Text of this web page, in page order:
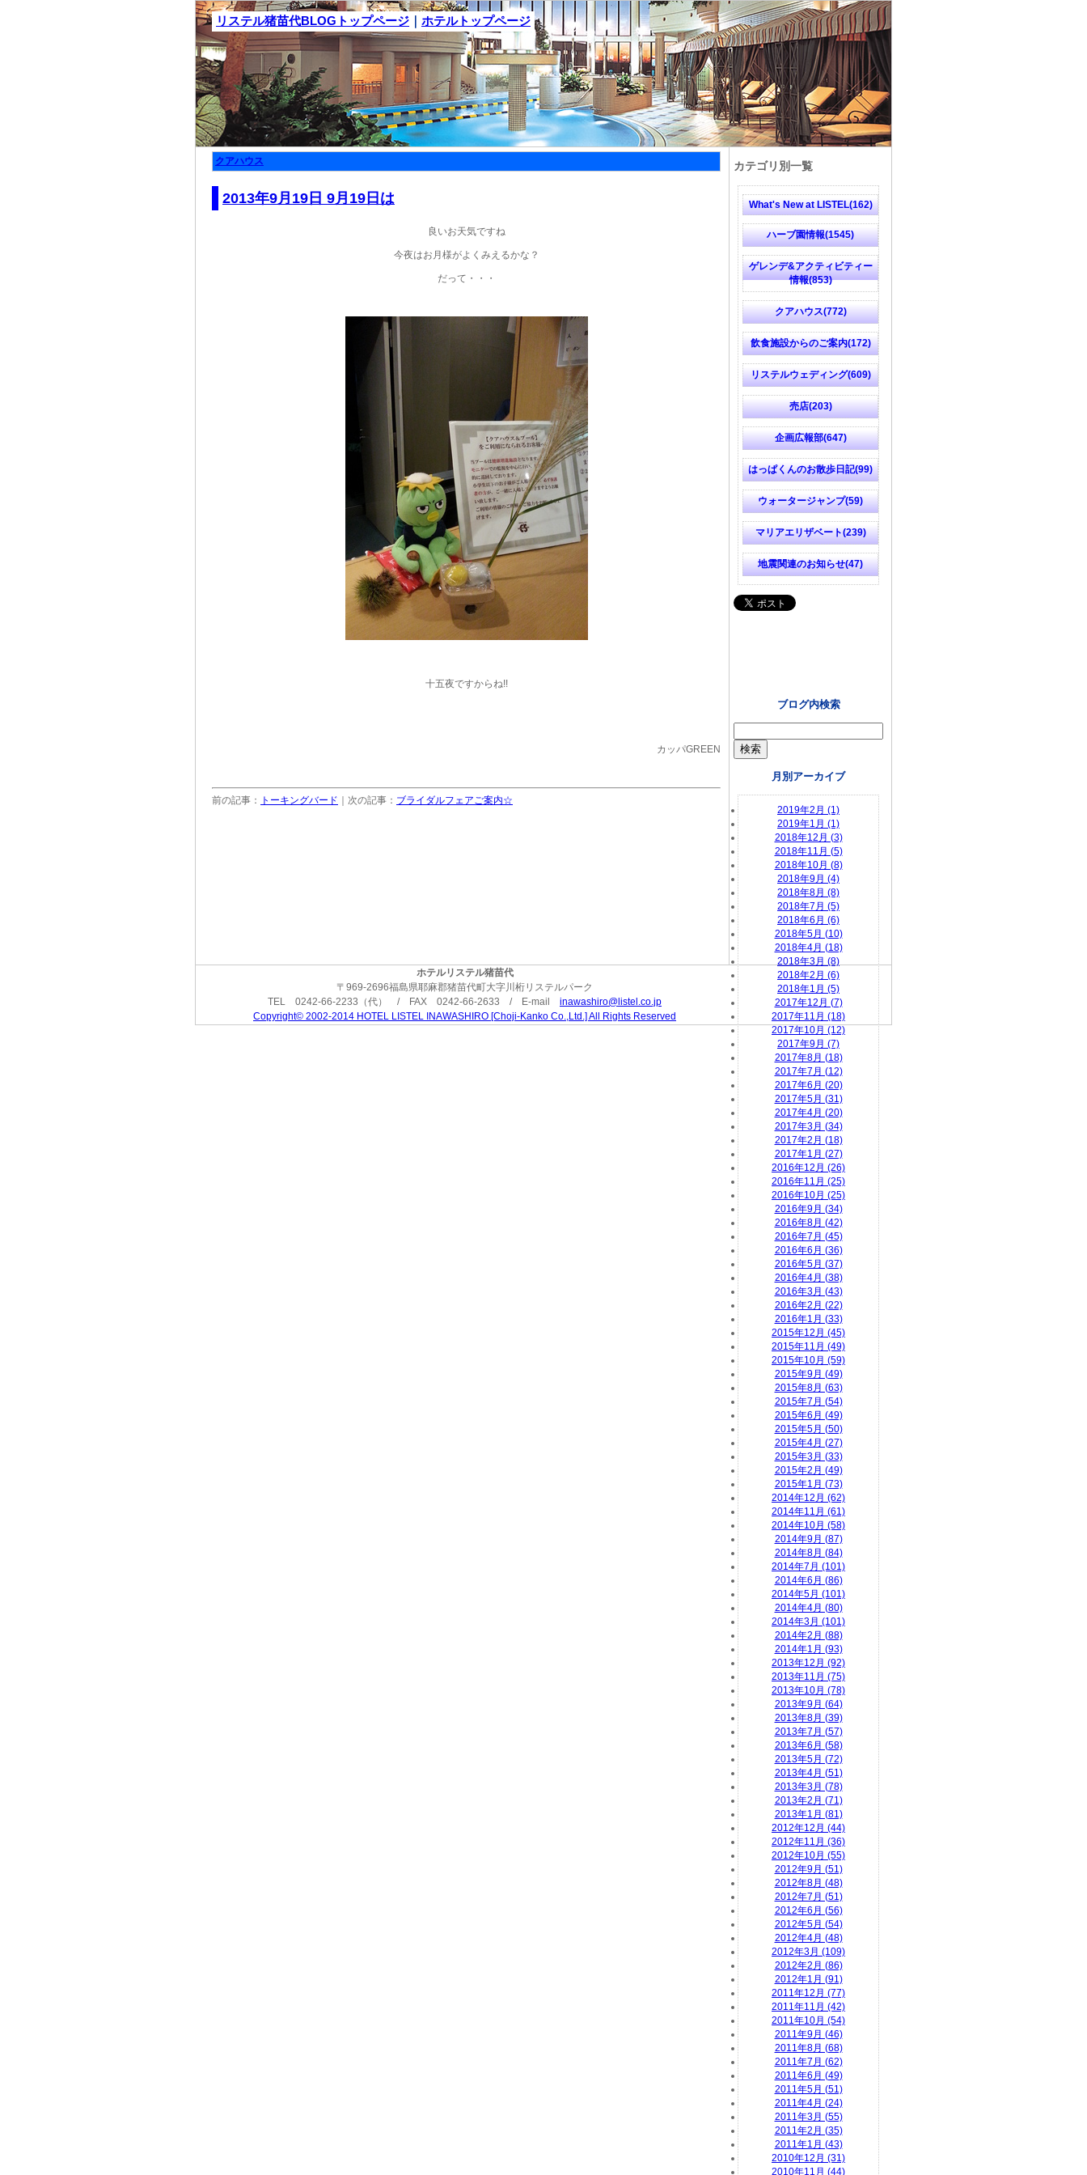
リステル猪苗代BLOGトップページ ｜ ホテルトップページ
カテゴリ別一覧
What's New at LISTEL(162)
ハーブ園情報(1545)
ゲレンデ&アクティビティー
情報(853)
クアハウス(772)
飲食施設からのご案内(172)
リステルウェディング(609)
売店(203)
企画広報部(647)
はっぱくんのお散歩日記(99)
ウォータージャンプ(59)
マリアエリザベート(239)
地震関連のお知らせ(47)
ブログ内検索
月別アーカイブ
2019年2月 (1)
2019年1月 (1)
2018年12月 (3)
2018年11月 (5)
2018年10月 (8)
2018年9月 (4)
2018年8月 (8)
2018年7月 (5)
2018年6月 (6)
2018年5月 (10)
2018年4月 (18)
2018年3月 (8)
2018年2月 (6)
2018年1月 (5)
2017年12月 (7)
2017年11月 (18)
2017年10月 (12)
2017年9月 (7)
2017年8月 (18)
2017年7月 (12)
2017年6月 (20)
2017年5月 (31)
2017年4月 (20)
2017年3月 (34)
2017年2月 (18)
2017年1月 (27)
2016年12月 (26)
2016年11月 (25)
2016年10月 (25)
2016年9月 (34)
2016年8月 (42)
2016年7月 (45)
2016年6月 (36)
2016年5月 (37)
2016年4月 (38)
2016年3月 (43)
2016年2月 (22)
2016年1月 (33)
2015年12月 (45)
2015年11月 (49)
2015年10月 (59)
2015年9月 (49)
2015年8月 (63)
2015年7月 (54)
2015年6月 (49)
2015年5月 (50)
2015年4月 (27)
2015年3月 (33)
2015年2月 (49)
2015年1月 (73)
2014年12月 (62)
2014年11月 (61)
2014年10月 (58)
2014年9月 (87)
2014年8月 (84)
2014年7月 (101)
2014年6月 (86)
2014年5月 (101)
2014年4月 (80)
2014年3月 (101)
2014年2月 (88)
2014年1月 (93)
2013年12月 (92)
2013年11月 (75)
2013年10月 (78)
2013年9月 (64)
2013年8月 (39)
2013年7月 (57)
2013年6月 (58)
2013年5月 (72)
2013年4月 (51)
2013年3月 (78)
2013年2月 (71)
2013年1月 (81)
2012年12月 (44)
2012年11月 (36)
2012年10月 (55)
2012年9月 (51)
2012年8月 (48)
2012年7月 (51)
2012年6月 (56)
2012年5月 (54)
2012年4月 (48)
2012年3月 (109)
2012年2月 (86)
2012年1月 (91)
2011年12月 (77)
2011年11月 (42)
2011年10月 (54)
2011年9月 (46)
2011年8月 (68)
2011年7月 (62)
2011年6月 (49)
2011年5月 (51)
2011年4月 (24)
2011年3月 (55)
2011年2月 (35)
2011年1月 (43)
2010年12月 (31)
2010年11月 (44)
クアハウス
2013年9月19日 9月19日は
良いお天気ですね
今夜はお月様がよくみえるかな？
だって・・・
十五夜ですからね!!
カッパGREEN
前の記事： トーキングバード ｜次の記事： ブライダルフェアご案内☆
ホテルリステル猪苗代
〒969-2696福島県耶麻郡猪苗代町大字川桁リステルパーク
TEL 0242-66-2233（代） / FAX 0242-66-2633 / E-mail inawashiro@listel.co.jp
Copyright© 2002-2014 HOTEL LISTEL INAWASHIRO [Choji-Kanko Co.,Ltd.] All Rights Reserved